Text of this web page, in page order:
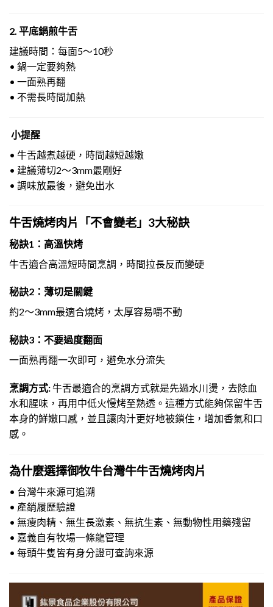
2. 平底鍋煎牛舌
建議時間：每面5～10秒
• 鍋一定要夠熱
• 一面熟再翻
• 不需長時間加熱
小提醒
• 牛舌越煮越硬，時間越短越嫩
• 建議薄切2～3mm最剛好
• 調味放最後，避免出水
牛舌燒烤肉片「不會變老」3大秘訣
秘訣1：高溫快烤
牛舌適合高溫短時間烹調，時間拉長反而變硬
秘訣2：薄切是關鍵
約2～3mm最適合燒烤，太厚容易嚼不動
秘訣3：不要過度翻面
一面熟再翻一次即可，避免水分流失
烹調方式:牛舌最適合的烹調方式就是先過水川燙，去除血
水和腥味，再用中低火慢烤至熟透。這種方式能夠保留牛舌
本身的鮮嫩口感，並且讓肉汁更好地被鎖住，增加香氣和口
感。
為什麼選擇御牧牛台灣牛牛舌燒烤肉片
• 台灣牛來源可追溯
• 產銷履歷驗證
• 無瘦肉精、無生長激素、無抗生素、無動物性用藥殘留
• 嘉義自有牧場一條龍管理
• 每頭牛隻皆有身分證可查詢來源